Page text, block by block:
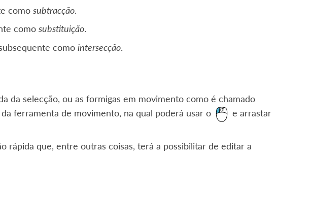
como subtracção.
como substituição.
como intersecção.
da selecção, ou as formigas em movimento como é chamado
ferramenta de movimento, na qual poderá usar o
e arrastar
rápida que, entre outras coisas, terá a possibilitar de editar a